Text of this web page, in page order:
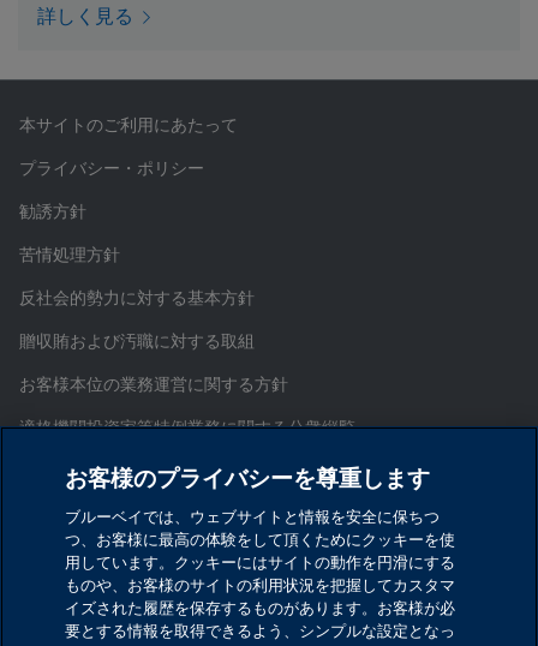
詳しく見る
本サイトのご利用にあたって
プライバシー・ポリシー
勧誘方針
苦情処理方針
反社会的勢力に対する基本方針
贈収賄および汚職に対する取組
お客様本位の業務運営に関する方針
適格機関投資家等特例業務に関する公衆縦覧
証券取引等監視委員会情報提供窓口
お問い合わせ
サイトマップ
Cookieを設定する
お客様のプライバシーを尊重します
ブルーベイでは、ウェブサイトと情報を安全に保ちつ
つ、お客様に最高の体験をして頂くためにクッキーを使
用しています。クッキーにはサイトの動作を円滑にする
ものや、お客様のサイトの利用状況を把握してカスタマ
イズされた履歴を保存するものがあります。お客様が必
要とする情報を取得できるよう、シンプルな設定となっ